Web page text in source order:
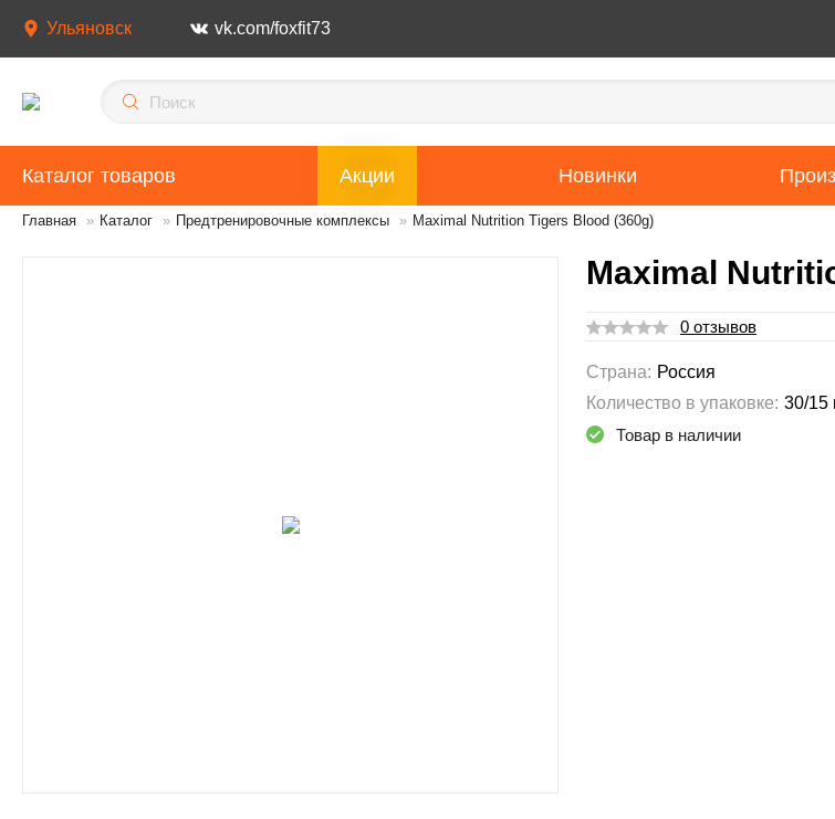
Ульяновск vk.com/foxfit73
Каталог товаров Акции Новинки
Главная » Каталог » Предтренировочные комплексы » Maximal Nutrition Tigers Blood (360g)
Maximal
0 отзывов
Страна: Россия
Количество в упаковке: 30/15
Товар в наличии